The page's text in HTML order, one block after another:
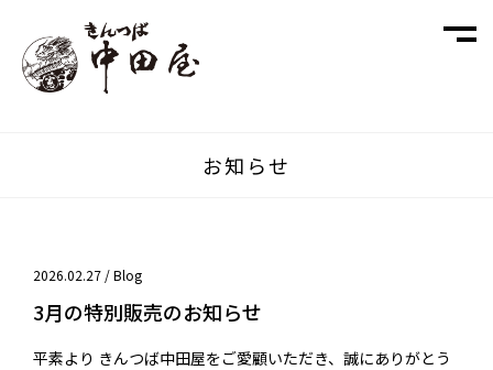
お知らせ
2026.02.27 /Blog
3月の特別販売のお知らせ
平素より きんつば中田屋をご愛顧いただき、誠にありがとう